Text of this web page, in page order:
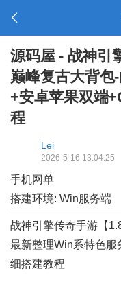
源码屋 - 战神引
巅峰复古大背包
+安卓苹果双端
程
Lei
2026-5-16 13:04:25
手机网单
搭建环境: Win服务端
战神引擎传奇手游【
最新整理Win系特色服
细搭建教程